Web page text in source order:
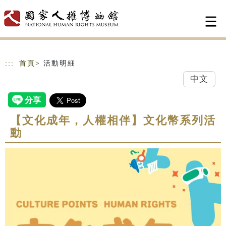
::: 首頁 > 活動明細
中文
【文化成年，人權相伴】文化幣系列活
動